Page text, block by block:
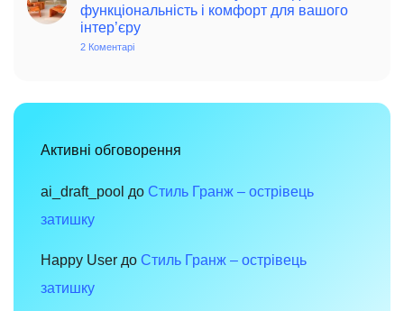
чарівність
минулого
в
функціональність і комфорт для вашого
інтер’єру
2 Коментарі
тек:
і
вашого
інтер’єру
Активні обговорення
ai_draft_pool до Стиль Гранж – острівець
затишку
Happy User до Стиль Гранж – острівець
затишку